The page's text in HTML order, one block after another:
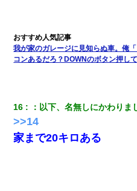
姉旦那の友達「ほんとのパパだ
→思わず手を叩いて振り払った
【画像】女上司(30)「終電なく
きます！」
我が家のガレージに見知らぬ車。俺
コンあるだろ？DOWNのボタン押し
16 ： 以下、名無しにかわりま
>>14
家まで20キロある